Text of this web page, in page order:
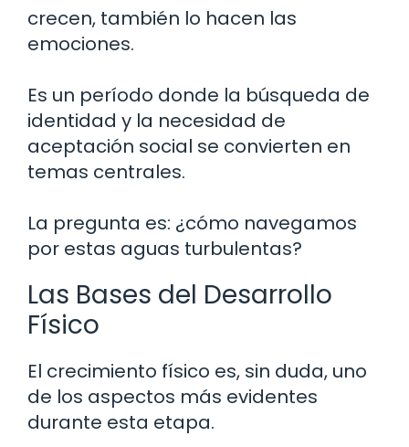
crecen, también lo hacen las
emociones.
Es un período donde la búsqueda de
identidad y la necesidad de
aceptación social se convierten en
temas centrales.
La pregunta es: ¿cómo navegamos
por estas aguas turbulentas?
Las Bases del Desarrollo
Físico
El crecimiento físico es, sin duda, uno
de los aspectos más evidentes
durante esta etapa.